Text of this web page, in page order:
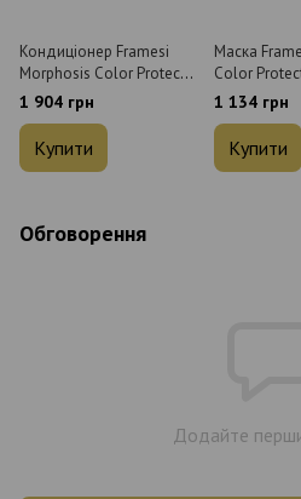
Кондиціонер Framesi
Morphosis Color Protect
Conditioner для
фарбованого волосся 1
1 904 грн
Купити
Маска
Color
Treatment
кольору
1 134 грн
Купити
Обговорення
Додайте